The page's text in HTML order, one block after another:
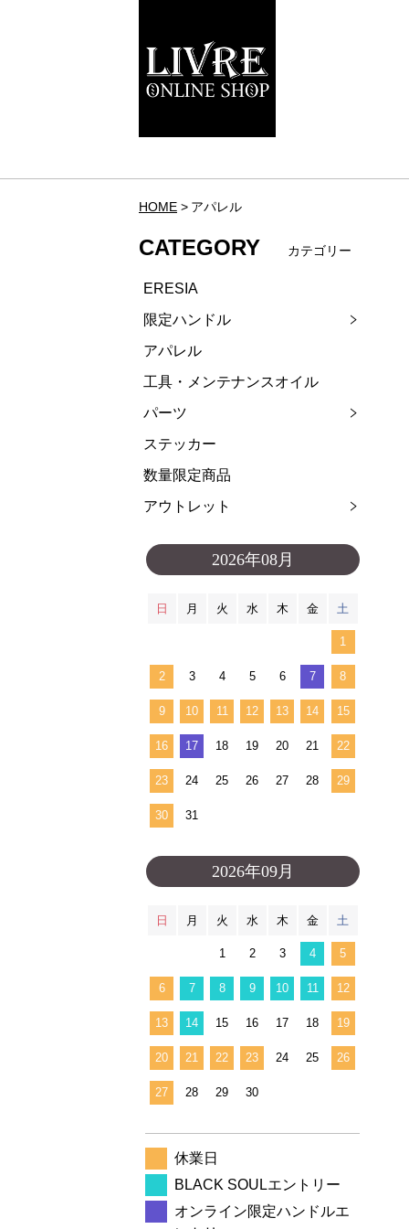
HOME アパレル
CATEGORY カテゴリー
ERESIA
限定ハンドル
アパレル
工具・メンテナンスオイル
パーツ
ステッカー
数量限定商品
アウトレット
2026年08月
日 月 火 水 木 金 土
1
2 3 4 5 6 7 8
9 10 11 12 13 14 15
16 17 18 19 20 21 22
23 24 25 26 27 28 29
30 31
2026年09月
日 月 火 水 木 金 土
1 2 3 4 5
6 7 8 9 10 11 12
13 14 15 16 17 18 19
20 21 22 23 24 25 26
27 28 29 30
休業日
BLACK SOULエントリー
オンライン限定ハンドルエ